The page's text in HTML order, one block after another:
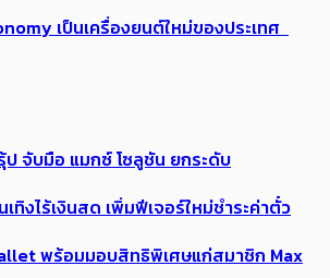
เป็นเครื่องยนต์ใหม่ของประเทศ
ป จับมือ แมกซ์ โซลูชัน ยกระดับ
ทิงไร้เงินสด เพิ่มฟีเจอร์ใหม่ชำระค่าตั๋ว
พร้อมมอบสิทธิพิเศษแก่สมาชิก Max